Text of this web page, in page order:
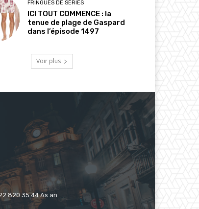
FRINGUES DE SÉRIES
ICI TOUT COMMENCE : la
tenue de plage de Gaspard
dans l’épisode 1497
Voir plus
820 35 44 As an